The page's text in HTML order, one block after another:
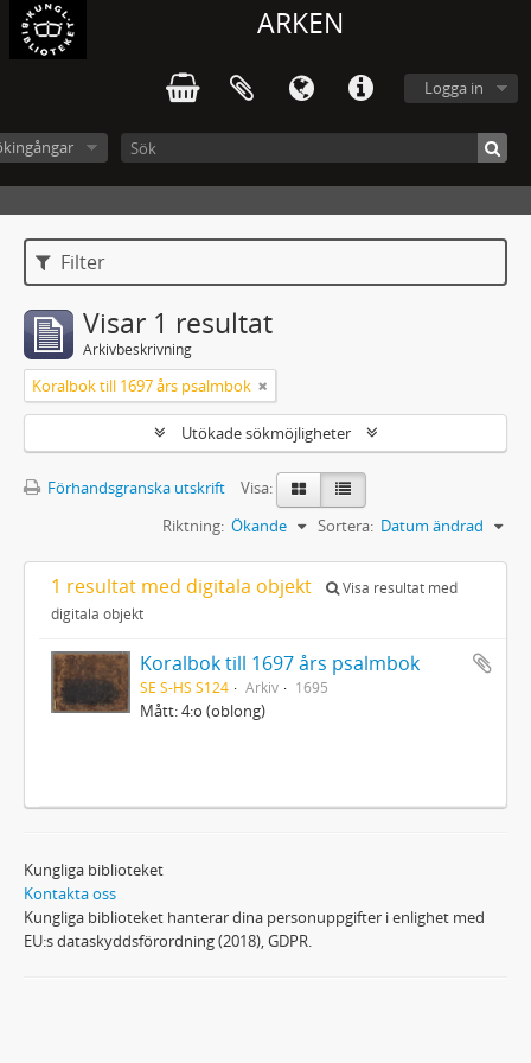
ARKEN
Logga in
Filter
Visar 1 resultat
Arkivbeskrivning
Koralbok till 1697 års psalmbok
Utökade sökmöjligheter
Förhandsgranska utskrift
Visa:
Sortera: Datum ändrad
Riktning: Ökande
1 resultat med digitala objekt
Visa resultat med
digitala objekt
Koralbok till 1697 års psalmbok
SE S-HS S124 Arkiv 1695
Mått: 4:o (oblong)
Kungliga biblioteket
Kontakta oss
Kungliga biblioteket hanterar dina personuppgifter i enlighet med
EU:s dataskyddsförordning (2018), GDPR.